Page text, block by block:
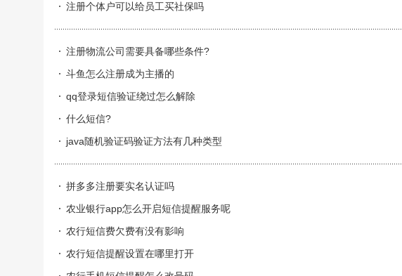
注册个体户可以给员工买社保吗
注册物流公司需要具备哪些条件?
斗鱼怎么注册成为主播的
qq登录短信验证绕过怎么解除
什么短信?
java随机验证码验证方法有几种类型
拼多多注册要实名认证吗
农业银行app怎么开启短信提醒服务呢
农行短信费欠费有没有影响
农行短信提醒设置在哪里打开